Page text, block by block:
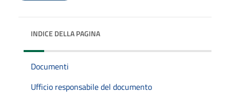
INDICE DELLA PAGINA
Documenti
Ufficio responsabile del documento